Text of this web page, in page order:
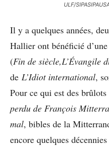
ULF/
Il y a quelques années,
Hallier ont bénéficié
(Fin de siècle,L’Évangile
de L’Idiot international,
Pour ce qui est des
perdu de François
mal, bibles de la
encore quelques